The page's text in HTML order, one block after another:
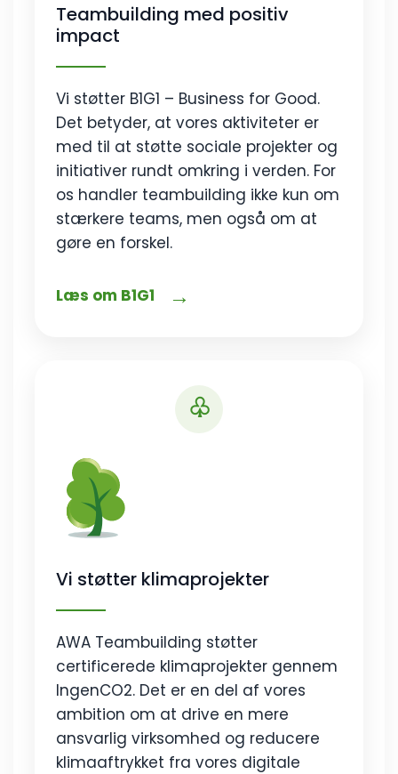
Teambuilding med positiv
impact
Vi støtter B1G1 – Business for Good.
Det betyder, at vores aktiviteter er
med til at støtte sociale projekter og
initiativer rundt omkring i verden. For
os handler teambuilding ikke kun om
stærkere teams, men også om at
gøre en forskel.
Læs om B1G1 →
♧
Vi støtter klimaprojekter
AWA Teambuilding støtter
certificerede klimaprojekter gennem
IngenCO2. Det er en del af vores
ambition om at drive en mere
ansvarlig virksomhed og reducere
klimaaftrykket fra vores digitale